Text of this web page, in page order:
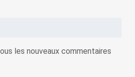
les nouveaux commentaires